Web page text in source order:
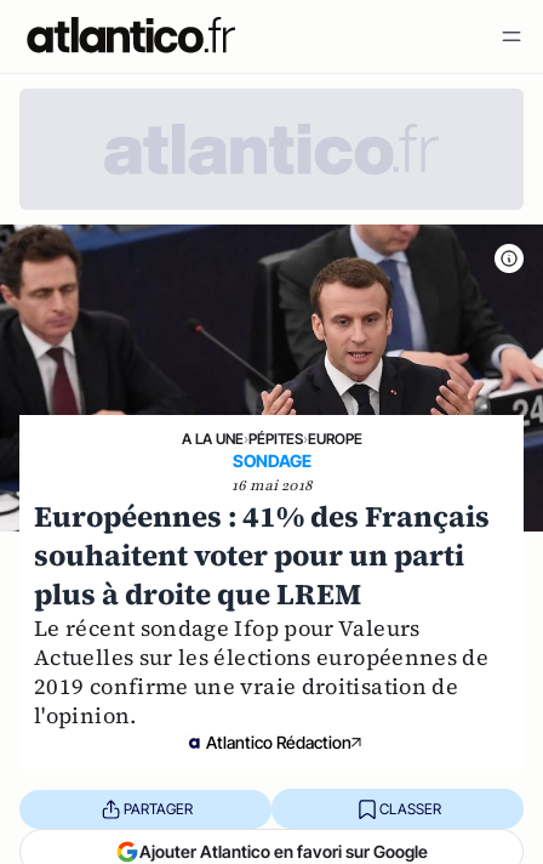
A LA UNE›PÉPITES›EUROPE
SONDAGE
16 mai 2018
Européennes : 41% des Français
souhaitent voter pour un parti
plus à droite que LREM
Le récent sondage Ifop pour Valeurs
Actuelles sur les élections européennes de
2019 confirme une vraie droitisation de
l'opinion.
Atlantico Rédaction
PARTAGER CLASSER
Ajouter Atlantico en favori sur Google